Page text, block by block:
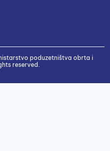
poduzetništva obrta i
reserved.